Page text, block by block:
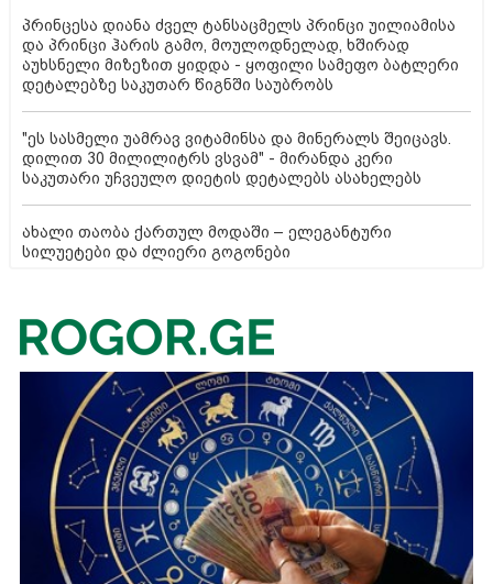
პრინცესა დიანა ძველ ტანსაცმელს პრინცი უილიამისა
და პრინცი ჰარის გამო, მოულოდნელად, ხშირად
აუხსნელი მიზეზით ყიდდა - ყოფილი სამეფო ბატლერი
დეტალებზე საკუთარ წიგნში საუბრობს
"ეს სასმელი უამრავ ვიტამინსა და მინერალს შეიცავს.
დილით 30 მილილიტრს ვსვამ" - მირანდა კერი
საკუთარი უჩვეულო დიეტის დეტალებს ასახელებს
ახალი თაობა ქართულ მოდაში – ელეგანტური
სილუეტები და ძლიერი გოგონები